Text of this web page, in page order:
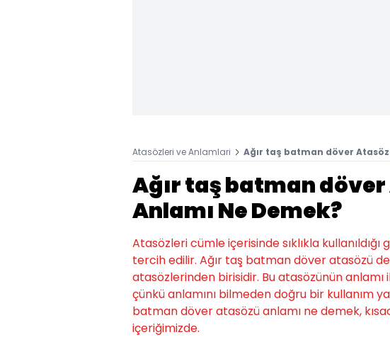
Atasözleri ve Anlamlari Ağır taş batman döver
Ağır taş batman
Anlamı Ne Demek?
Atasözleri cümle içerisinde sıklıkla
tercih edilir. Ağır taş batman döver atasözü
atasözlerinden birisidir. Bu atasözünün
çünkü anlamını bilmeden doğru bir kullanım
batman döver atasözü anlamı ne demek,
içeriğimizde.